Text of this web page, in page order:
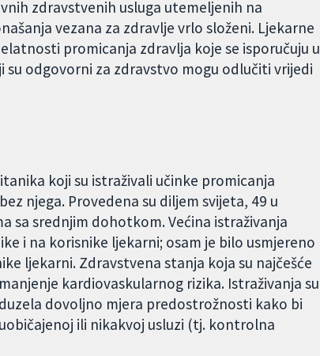
zdravstvenih usluga utemeljenih na
vezana za zdravlje vrlo složeni. Ljekarne
promicanja zdravlja koje se isporučuju u
odgovorni za zdravstvo mogu odlučiti vrijedi
koji su istraživali učinke promicanja
njega. Provedena su diljem svijeta, 49 u
sa srednjim dohotkom. Većina istraživanja
i na korisnike ljekarni; osam je bilo usmjereno
ljekarni. Zdravstvena stanja koja su najčešće
kardiovaskularnog rizika. Istraživanja su
dovoljno mjera predostrožnosti kako bi
ili nikakvoj usluzi (tj. kontrolna